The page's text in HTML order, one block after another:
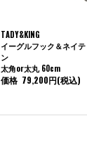
TADY&KING
イーグルフック＆ネイ
ン
太角or太丸 60cm
価格 79,200円(税込)